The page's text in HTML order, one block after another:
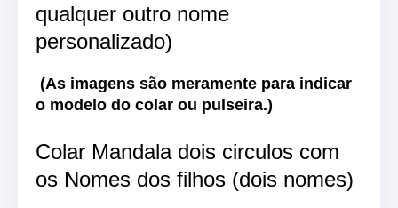
qualquer outro nome
personalizado)
(As imagens são meramente para indicar
o modelo do colar ou pulseira.)
Colar Mandala dois circulos com
os Nomes dos filhos (dois nomes)